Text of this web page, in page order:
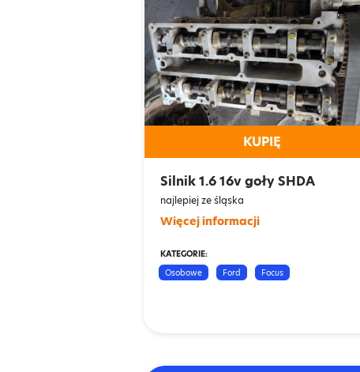
KUPIĘ
Silnik 1.6 16v goły SHDA
najlepiej ze śląska
Więcej informacji
KATEGORIE:
Osobowe
Ford Focus